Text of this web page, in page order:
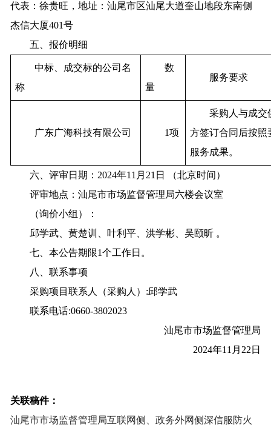
代表：徐贵旺，地址：汕尾市区汕尾大道奎山地段东南侧
杰信大厦401号
五、报价明细
中标、成交标的公司名
称
数
量
服务要求
广东广海科技有限公司 1项
采购人与成交
方签订合同后按照
服务成果。
六、评审日期：2024年11月21日 （北京时间）
评审地点：汕尾市市场监督管理局六楼会议室
（询价小组）：
邱学武、黄楚训、叶利平、洪学彬、吴颐昕 。
七、本公告期限1个工作日。
八、联系事项
采购项目联系人（采购人）:邱学武
联系电话:0660-3802023
汕尾市市场监督管理局
2024年11月22日
关联稿件：
汕尾市市场监督管理局互联网侧、政务外网侧深信服防火